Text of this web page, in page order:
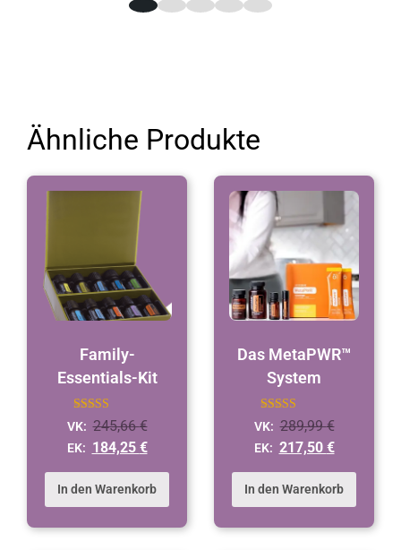
Ähnliche Produkte
Family-
Essentials-Kit
Bewertet
mit
4.9
von 5
VK: 245,66€
EK: 184,25 €
In den Warenkorb
Das MetaPWR™
System
Bewertet
mit
4.9
von 5
VK: 289,99€
EK: 217,50 €
In den Warenkorb